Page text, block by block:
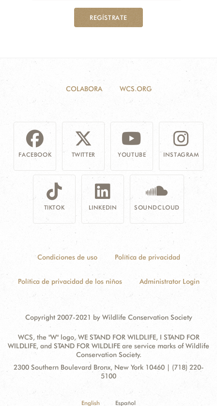
REGÍSTRATE
COLABORA WCS.ORG
FACEBOOK TWITTER YOUTUBE INSTAGRAM
TIKTOK LINKEDIN SOUNDCLOUD
Condiciones de uso Política de privacidad
Política de privacidad de los niños Administrator Login
Copyright 2007-2021 by Wildlife Conservation Society
WCS, the "W" logo, WE STAND FOR WILDLIFE, I STAND FOR
WILDLIFE, and STAND FOR WILDLIFE are service marks of Wildlife
Conservation Society.
Contact
Address:
2300 Southern Boulevard Bronx, New York 10460 | (718) 220-
5100
English Español